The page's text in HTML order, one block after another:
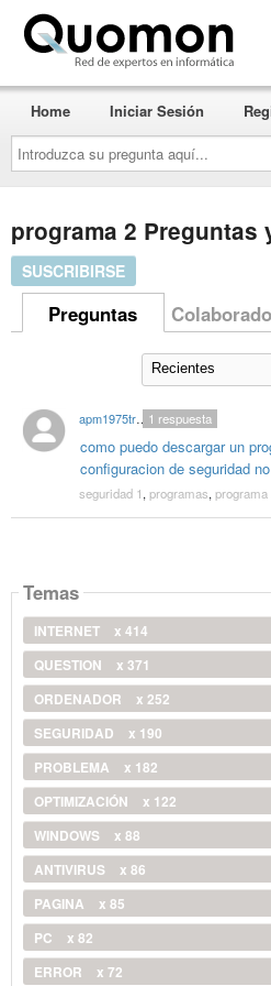
Introduzca
su
pregunta
aquí...
Home Iniciar Sesión
programa 2 Preguntas
SUSCRIBIRSE
Preguntas
apm1975trofeus
como puedo descargar un
configuracion de seguridad
1 respuesta
seguridad 1, programas, programa
Temas
INTERNET
x 414
QUESTION
x 371
ORDENADOR
x 252
SEGURIDAD
x 190
PROBLEMA
x 182
OPTIMIZACIÓN
x 122
WINDOWS
x 88
ANTIVIRUS
x 86
PAGINA
x 85
PC
x 82
ERROR
x 72